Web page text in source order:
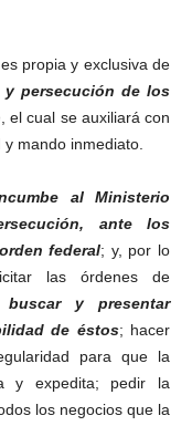
propia y exclusiva de
persecución de los
, el cual se auxiliará con
mando inmediato.
al Ministerio
ante los
federal; y, por lo
las órdenes de
buscar y presentar
de éstos; hacer
para que la
y expedita; pedir la
los negocios que la